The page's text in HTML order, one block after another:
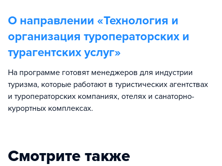
О направлении «Технология и
организация туроператорских и
турагентских услуг»
На программе готовят менеджеров для индустрии
туризма, которые работают в туристических агентствах
и туроператорских компаниях, отелях и санаторно-
курортных комплексах.
Смотрите также